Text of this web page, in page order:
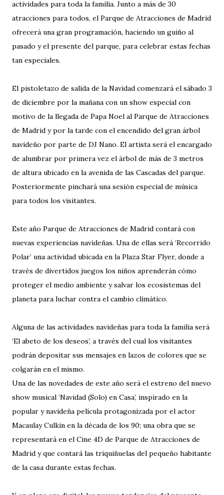
actividades para toda la familia. Junto a más de 30
atracciones para todos, el Parque de Atracciones de Madrid
ofrecerá una gran programación, haciendo un guiño al
pasado y el presente del parque, para celebrar estas fechas
tan especiales.
El pistoletazo de salida de la Navidad comenzará el sábado 3
de diciembre por la mañana con un show especial con
motivo de la llegada de Papa Noel al Parque de Atracciones
de Madrid y por la tarde con el encendido del gran árbol
navideño por parte de DJ Nano. El artista será el encargado
de alumbrar por primera vez el árbol de más de 3 metros
de altura ubicado en la avenida de las Cascadas del parque.
Posteriormente pinchará una sesión especial de música
para todos los visitantes.
Este año Parque de Atracciones de Madrid contará con
nuevas experiencias navideñas. Una de ellas será ‘Recorrido
Polar’ una actividad ubicada en la Plaza Star Flyer, donde a
través de divertidos juegos los niños aprenderán cómo
proteger el medio ambiente y salvar los ecosistemas del
planeta para luchar contra el cambio climático.
Alguna de las actividades navideñas para toda la familia será
‘El abeto de los deseos’, a través del cual los visitantes
podrán depositar sus mensajes en lazos de colores que se
colgarán en el mismo.
Una de las novedades de este año será el estreno del nuevo
show musical ‘Navidad (Solo) en Casa’, inspirado en la
popular y navideña película protagonizada por el actor
Macaulay Culkin en la década de los 90; una obra que se
representará en el Cine 4D de Parque de Atracciones de
Madrid y que contará las triquiñuelas del pequeño habitante
de la casa durante estas fechas.